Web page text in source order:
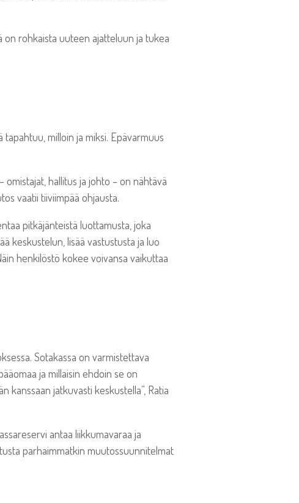
rohkaista uuteen ajatteluun ja tukea
milloin ja miksi. Epävarmuus
hallitus ja johto – on nähtävä
vaatii tiiviimpää ohjausta.
pitkäjänteistä luottamusta, joka
keskustelun, lisää vastustusta ja luo
henkilöstö kokee voivansa vaikuttaa
Sotakassa on varmistettava
ja millaisin ehdoin se on
kanssaan jatkuvasti keskustella”, Ratia
antaa liikkumavaraa ja
parhaimmatkin muutossuunnitelmat